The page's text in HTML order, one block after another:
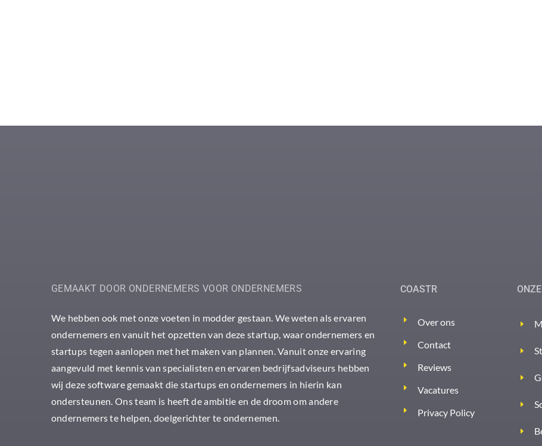
GEMAAKT DOOR ONDERNEMERS VOOR ONDERNEMERS
We hebben ook met onze voeten in modder gestaan. We weten als ervaren
ondernemers en vanuit het opzetten van deze startup, waar ondernemers en
startups tegen aanlopen met het maken van plannen. Vanuit onze ervaring
aangevuld met kennis van specialisten en ervaren bedrijfsadviseurs hebben
wij deze software gemaakt die startups en ondernemers in hierin kan
ondersteunen. Ons team is heeft de ambitie en de droom om andere
ondernemers te helpen, doelgerichter te ondernemen.
COASTR
Over ons
Contact
Reviews
Vacatures
Privacy Policy